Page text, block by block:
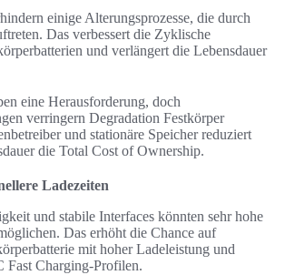
einige Alterungsprozesse, die durch
Das verbessert die Zyklische
und verlängert die Lebensdauer
eine Herausforderung, doch
verringern Degradation Festkörper
und stationäre Speicher reduziert
die Total Cost of Ownership.
Ladezeiten
und stabile Interfaces könnten sehr hohe
Das erhöht die Chance auf
mit hoher Ladeleistung und
Fast Charging-Profilen.